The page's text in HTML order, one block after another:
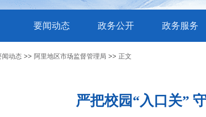
要闻动态 政务公开 政务服务
闻动态 >> 阿里地区市场监督管理局 >>正文
严把校园“入口关”